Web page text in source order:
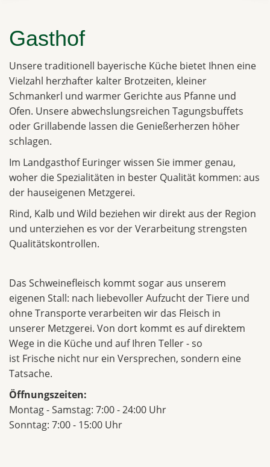
Gasthof
Unsere traditionell bayerische Küche bietet Ihnen eine
Vielzahl herzhafter kalter Brotzeiten, kleiner
Schmankerl und warmer Gerichte aus Pfanne und
Ofen. Unsere abwechslungsreichen Tagungsbuffets
oder Grillabende lassen die Genießerherzen höher
schlagen.
Im Landgasthof Euringer wissen Sie immer genau,
woher die Spezialitäten in bester Qualität kommen: aus
der hauseigenen Metzgerei.
Rind, Kalb und Wild beziehen wir direkt aus der Region
und unterziehen es vor der Verarbeitung strengsten
Qualitätskontrollen.
Das Schweinefleisch kommt sogar aus unserem
eigenen Stall: nach liebevoller Aufzucht der Tiere und
ohne Transporte verarbeiten wir das Fleisch in
unserer Metzgerei. Von dort kommt es auf direktem
Wege in die Küche und auf Ihren Teller - so
ist Frische nicht nur ein Versprechen, sondern eine
Tatsache.
Öffnungszeiten:
Montag - Samstag: 7:00 - 24:00 Uhr
Sonntag: 7:00 - 15:00 Uhr